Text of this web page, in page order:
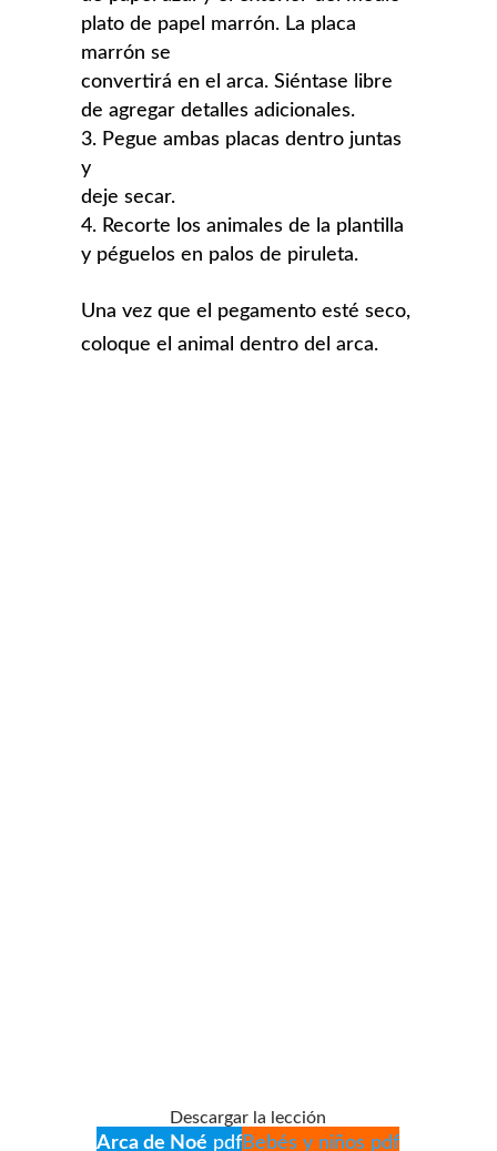
plato de papel marrón. La placa
marrón se
convertirá en el arca. Siéntase libre
de agregar detalles adicionales.
Pegue ambas placas dentro juntas
y
deje secar.
Recorte los animales de la plantilla
y péguelos en palos de piruleta.
Una vez que el pegamento esté seco,
coloque el animal dentro del arca.
Descargar la lección
Arca de Noé pdfBebés y niños pdf